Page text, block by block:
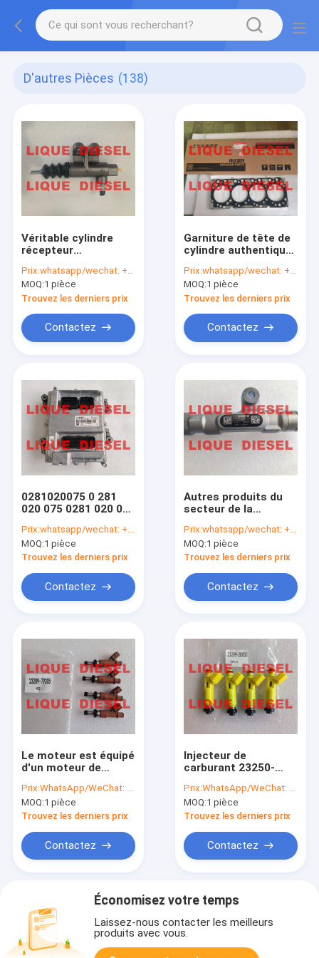
D'autres Pièces (138)
Véritable cylindre
récepteur
1609000-K06E-B1
1609000K06EB1
Prix:whatsapp/wechat: +86-15153887217
MOQ:1 pièce
Trouvez les derniers prix
Contactez
Garniture de tête de
cylindre authentique
Prix:whatsapp/wechat: +86-15153887217
MOQ:1 pièce
Trouvez les derniers prix
Contactez
0281020075 0 281
020 075 0281 020 075
Prix:whatsapp/wechat: +86-15153887217
MOQ:1 pièce
Trouvez les derniers prix
Contactez
Autres produits du
secteur de la
l'aménagement
Prix:whatsapp/wechat: +86-15153887217
MOQ:1 pièce
Trouvez les derniers prix
Contactez
Le moteur est équipé
d'un moteur de
commande
numérique.
Prix:WhatsApp/WeChat: +86-15153887217
MOQ:1 pièce
Trouvez les derniers prix
Contactez
Injecteur de
carburant 23250-
Prix:WhatsApp/WeChat: +86-15153887217
MOQ:1 pièce
Trouvez les derniers prix
Contactez
Économisez votre temps
Laissez-nous contacter les meilleurs
produits avec vous.